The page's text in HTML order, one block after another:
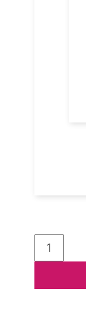
Wella
Koleston
μαλλιών